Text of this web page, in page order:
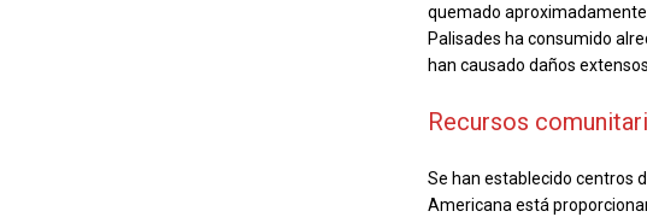
quemado
Palisades ha consumido
han causado daños
Recursos
Se han establecido centros
Americana está